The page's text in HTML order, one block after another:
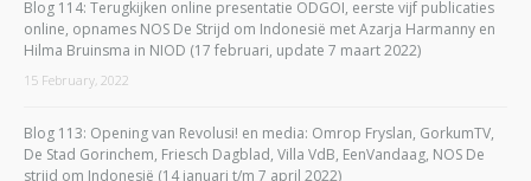
Blog 114: Terugkijken online presentatie ODGOI, eerste vijf publicaties
online, opnames NOS De Strijd om Indonesië met Azarja Harmanny en
Hilma Bruinsma in NIOD (17 februari, update 7 maart 2022)
15 February, 2022
Blog 113: Opening van Revolusi! en media: Omrop Fryslan, GorkumTV,
De Stad Gorinchem, Friesch Dagblad, Villa VdB, EenVandaag, NOS De
strijd om Indonesië (14 januari t/m 7 april 2022)